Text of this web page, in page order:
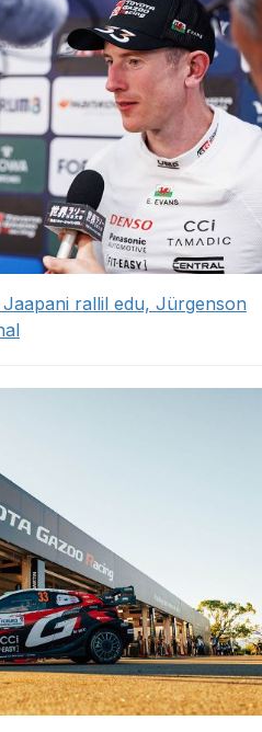
rallil edu, Jürgenson